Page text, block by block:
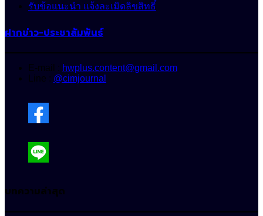
รับข้อแนะนำ แจ้งละเมิดลิขสิทธิ์
ฝากข่าว-ประชาสัมพันธ์
E-mail : hwplus.content@gmail.com
Line : @cimjournal
บทความล่าสุด